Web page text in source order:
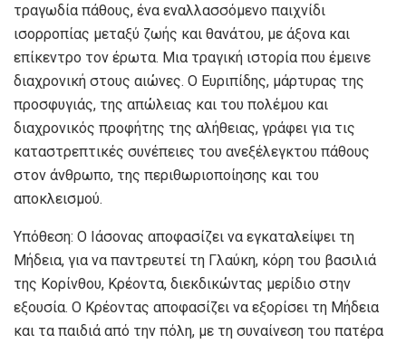
τραγωδία πάθους, ένα εναλλασσόμενο παιχνίδι
ισορροπίας μεταξύ ζωής και θανάτου, με άξονα και
επίκεντρο τον έρωτα. Μια τραγική ιστορία που έμεινε
διαχρονική στους αιώνες. Ο Ευριπίδης, μάρτυρας της
προσφυγιάς, της απώλειας και του πολέμου και
διαχρονικός προφήτης της αλήθειας, γράφει για τις
καταστρεπτικές συνέπειες του ανεξέλεγκτου πάθους
στον άνθρωπο, της περιθωριοποίησης και του
αποκλεισμού.
Υπόθεση: Ο Ιάσονας αποφασίζει να εγκαταλείψει τη
Μήδεια, για να παντρευτεί τη Γλαύκη, κόρη του βασιλιά
της Κορίνθου, Κρέοντα, διεκδικώντας μερίδιο στην
εξουσία. Ο Κρέοντας αποφασίζει να εξορίσει τη Μήδεια
και τα παιδιά από την πόλη, με τη συναίνεση του πατέρα